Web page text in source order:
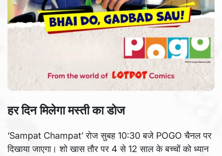
हर दिन मिलेगा मस्ती का डोज
‘Sampat Champat’ रोज सुबह 10:30 बजे POGO चैनल पर
दिखाया जाएगा। शो खास तौर पर 4 से 12 साल के बच्चों को ध्यान